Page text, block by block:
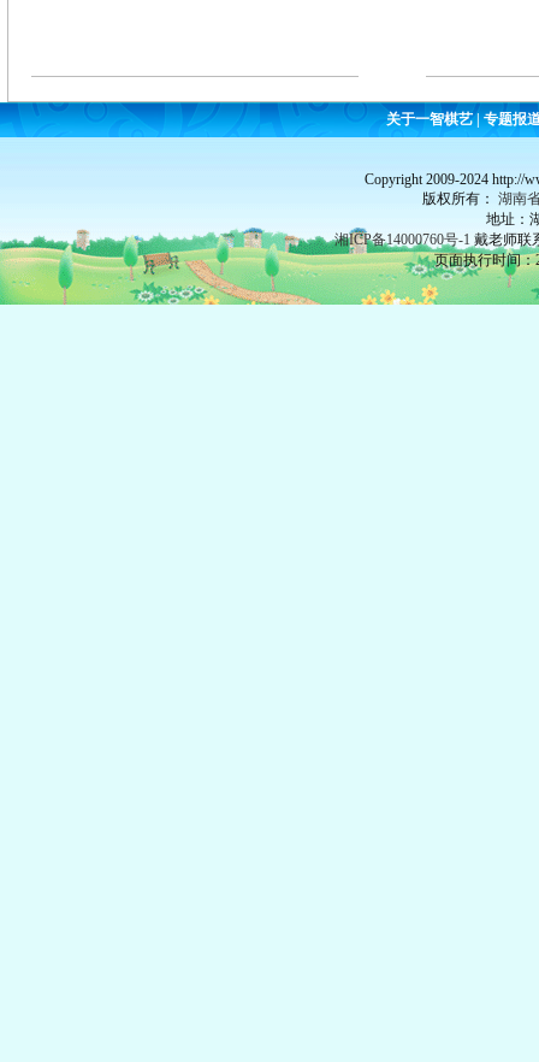
关于一智棋艺 专题报
Copyright 2009-2024 http://
版权所有： 湖南
地址：
湘ICP备14000760号-1 戴老师联
页面执行时间